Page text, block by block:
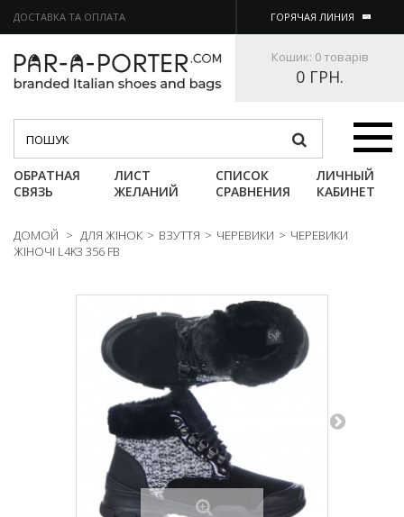
ДОСТАВКА ТА ОПЛАТА ГОРЯЧАЯ ЛИНИЯ
Кошик: 0 товарів
0 ГРН.
Категории
ОБРАТНАЯ
СВЯЗЬ
ЛИСТ
ЖЕЛАНИЙ
СПИСОК
СРАВНЕНИЯ
ЛИЧНЫЙ
КАБИНЕТ
ДОМОЙ > ДЛЯ ЖІНОК > ВЗУТТЯ > ЧЕРЕВИКИ > ЧЕРЕВИКИ
ЖІНОЧІ L4K3 356 FB